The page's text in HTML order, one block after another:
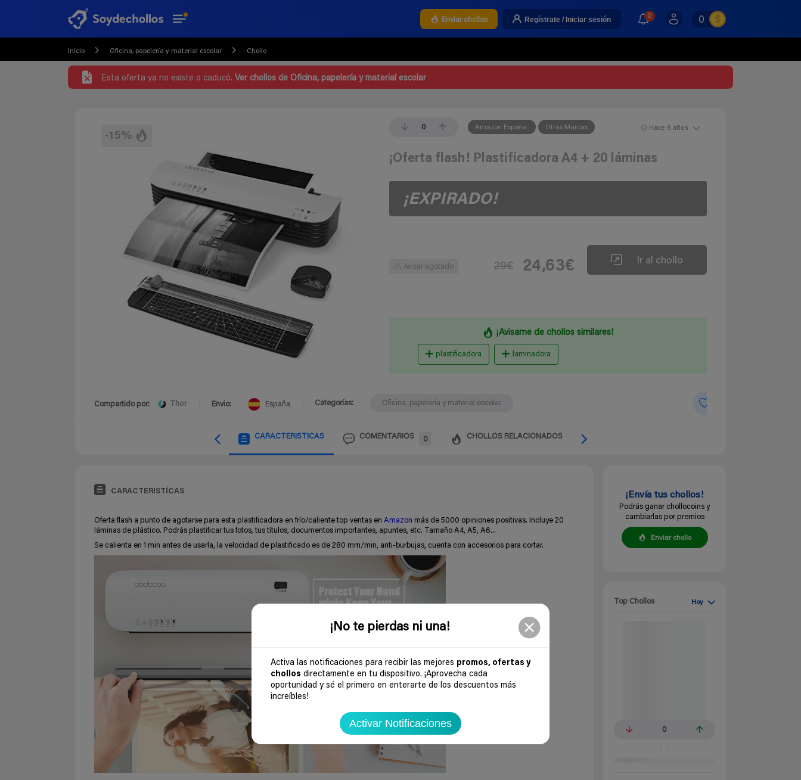
¡No te pierdas ni una!
Activa las notificaciones para recibir las mejores promos, ofertas y
chollos directamente en tu dispositivo. ¡Aprovecha cada
oportunidad y sé el primero en enterarte de los descuentos más
increíbles!
Activar Notificaciones
Enviar chollos Regístrate / Iniciar sesión 0 0
Inicio Oficina, papelería y material escolar Chollo
Esta oferta ya no existe o caducó. Ver chollos de Oficina, papelería y material escolar
-15%
0 Amazon España Otras Marcas Hace 6 años
¡Oferta flash! Plastificadora A4 + 20 láminas
¡EXPIRADO!
Avisar agotado 29€ 24,63€ Ir al chollo
¡Avisame de chollos similares!
plastificadora laminadora
Compartido por: Thor Envio: España Categorías: Oficina, papelería y material escolar
CARACTERISTICAS COMENTARIOS 0 CHOLLOS RELACIONADOS
CARACTERISTÍCAS
Oferta flash a punto de agotarse para esta plastificadora en frío/caliente top ventas en Amazon más de 5000 opiniones positivas. Incluye 20
láminas de plástico. Podrás plastificar tus fotos, tus títulos, documentos importantes, apuntes, etc. Tamaño A4, A5, A6...
Se calienta en 1 min antes de usarla, la velocidad de plastificado es de 280 mm/min, anti-burbujas, cuenta con accesorios para cortar.
¡Envía tus chollos!
Podrás ganar chollocoins y
cambiarlas por premios
Enviar chollo
Top Chollos Hoy
0